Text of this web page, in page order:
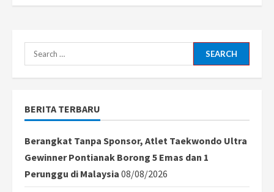
Search
for:
BERITA TERBARU
Berangkat Tanpa Sponsor, Atlet Taekwondo Ultra
Gewinner Pontianak Borong 5 Emas dan 1
Perunggu di Malaysia 08/08/2026